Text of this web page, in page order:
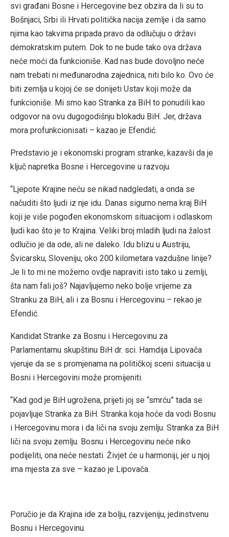
svi građani Bosne i Hercegovine bez obzira da li su to
Bošnjaci, Srbi ili Hrvati politička nacija zemlje i da samo
njima kao takvima pripada pravo da odlučuju o državi
demokratskim putem. Dok to ne bude tako ova država
neće moći da funkcioniše. Kad nas bude dovoljno neće
nam trebati ni međunarodna zajednica, niti bilo ko. Ovo će
biti zemlja u kojoj će se donijeti Ustav koji može da
funkcioniše. Mi smo kao Stranka za BiH to ponudili kao
odgovor na ovu dugogodišnju blokadu BiH. Jer, država
mora profunkcionisati – kazao je Efendić.
Predstavio je i ekonomski program stranke, kazavši da je
ključ napretka Bosne i Hercegovine u razvoju.
“Ljepote Krajine neću se nikad nadgledati, a onda se
načuditi što ljudi iz nje idu. Danas sigurno nema kraj BiH
koji je više pogođen ekonomskom situacijom i odlaskom
ljudi kao što je to Krajina. Veliki broj mladih ljudi na žalost
odlučio je da ode, ali ne daleko. Idu blizu u Austriju,
Švicarsku, Sloveniju, oko 200 kilometara vazdušne linije?
Je li to mi ne možemo ovdje napraviti isto tako u zemlji,
šta nam fali još? Najavljujemo neko bolje vrijeme za
Stranku za BiH, ali i za Bosnu i Hercegovinu – rekao je
Efendić.
Kandidat Stranke za Bosnu i Hercegovinu za
Parlamentarnu skupštinu BiH dr. sci. Hamdija Lipovača
vjeruje da se s promjenama na političkoj sceni situacija u
Bosni i Hercegovini može promijeniti.
“Kad god je BiH ugrožena, prijeti joj se “smrću” tada se
pojavljuje Stranka za BiH. Stranka koja hoće da vodi Bosnu
i Hercegovinu mora i da liči na svoju zemlju. Stranka za BiH
liči na svoju zemlju. Bosnu i Hercegovinu neće niko
podijeliti, ona neće nestati. Živjet će u harmoniji, jer u njoj
ima mjesta za sve – kazao je Lipovača.
Poručio je da Krajina ide za bolju, razvijeniju, jedinstvenu
Bosnu i Hercegovinu.